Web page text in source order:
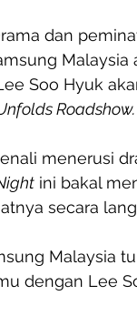
dan
Soo Hyuk
Roadshow.
menerusi
ini bakal
secara
Malaysia
dengan Lee